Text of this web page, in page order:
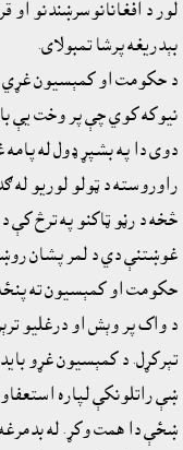
لور د افغانانوسرښندنو
بېدريغه پرشا تمبولاى.
د حکومت او کمېسيون غړي
نيوکه کوي چې پر وخت يې
دوى دا په بشپړ ډول له
راوروسته د ټولو لوريو
څخه د رڼو ټاکنو په ترڅ کې
غوښتنې دي د لمر پشان
حکومت او کمېسيون ته
د واک پر وېش او درغليو
تېرکړل. د کمېسيون غړو
ښې راتلونکې لپاره
ښځې دا همت وکړ. له بدمرغه